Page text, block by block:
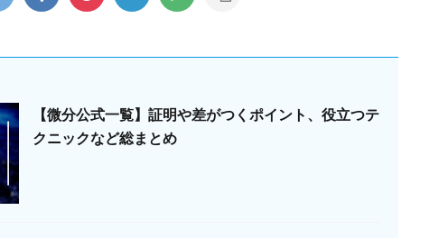
【微分公式一覧】証明や差がつくポイント、役立つテ
クニックなど総まとめ